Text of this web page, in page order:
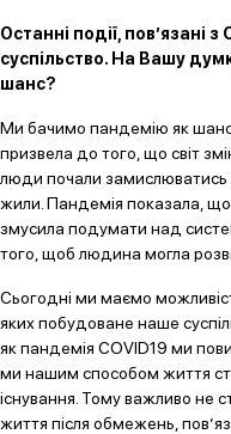
Останні події, пов’язані
суспільство. На Вашу
шанс?
Ми бачимо пандемію як шанс.
призвела до того, що світ
люди почали замислюватись
жили. Пандемія показала, що
змусила подумати над
того, щоб людина могла
Сьогодні ми маємо
яких побудоване наше
як пандемія СOVID19 ми
ми нашим способом життя
існування. Тому важливо не
життя після обмежень,